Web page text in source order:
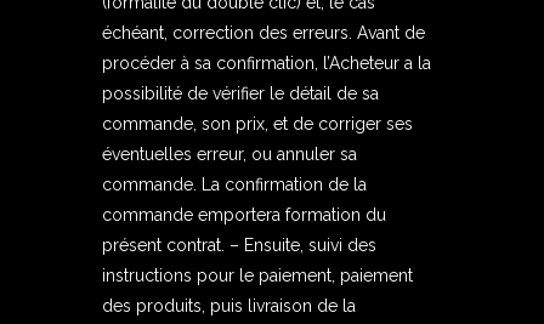
échéant, correction des erreurs. Avant de
procéder à sa confirmation, l’Acheteur a la
possibilité de vérifier le détail de sa
commande, son prix, et de corriger ses
éventuelles erreur, ou annuler sa
commande. La confirmation de la
commande emportera formation du
présent contrat. – Ensuite, suivi des
instructions pour le paiement, paiement
des produits, puis livraison de la